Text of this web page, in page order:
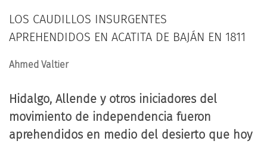
LOS CAUDILLOS INSURGENTES
APREHENDIDOS EN ACATITA DE BAJÁN EN 1811
Ahmed Valtier
Hidalgo, Allende y otros iniciadores del
movimiento de independencia fueron
aprehendidos en medio del desierto que hoy